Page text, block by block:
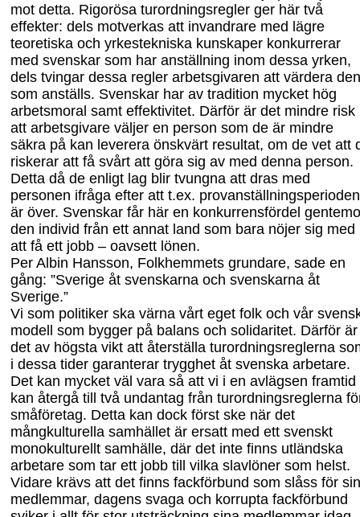
mot detta. Rigorösa turordningsregler ger här två
effekter: dels motverkas att invandrare med lägre
teoretiska och yrkestekniska kunskaper konkurrerar
med svenskar som har anställning inom dessa yrken,
dels tvingar dessa regler arbetsgivaren att värdera den
som anställs. Svenskar har av tradition mycket hög
arbetsmoral samt effektivitet. Därför är det mindre risk
att arbetsgivare väljer en person som de är mindre
säkra på kan leverera önskvärt resultat, om de vet att
riskerar att få svårt att göra sig av med denna person.
Detta då de enligt lag blir tvungna att dras med
personen ifråga efter att t.ex. provanställningsperioden
är över. Svenskar får här en konkurrensfördel
den individ från ett annat land som bara nöjer sig med
att få ett jobb – oavsett lönen.
Per Albin Hansson, Folkhemmets grundare, sade en
gång: ”Sverige åt svenskarna och svenskarna åt
Sverige.”
Vi som politiker ska värna vårt eget folk och vår
modell som bygger på balans och solidaritet. Därför är
det av högsta vikt att återställa turordningsreglerna
i dessa tider garanterar trygghet åt svenska arbetare.
Det kan mycket väl vara så att vi i en avlägsen framtid
kan återgå till två undantag från turordningsreglerna
småföretag. Detta kan dock först ske när det
mångkulturella samhället är ersatt med ett svenskt
monokulturellt samhälle, där det inte finns utländska
arbetare som tar ett jobb till vilka slavlöner som helst.
Vidare krävs att det finns fackförbund som slåss för
medlemmar, dagens svaga och korrupta fackförbund